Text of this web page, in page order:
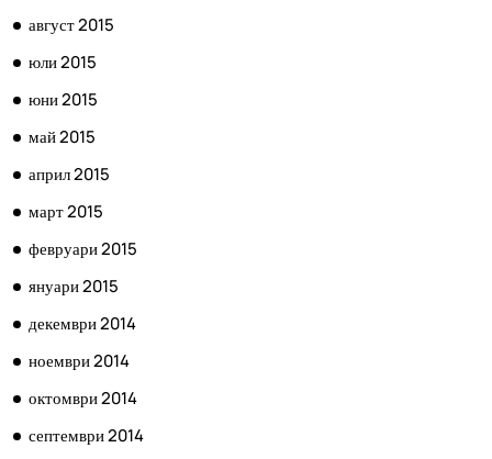
август 2015
юли 2015
юни 2015
май 2015
април 2015
март 2015
февруари 2015
януари 2015
декември 2014
ноември 2014
октомври 2014
септември 2014